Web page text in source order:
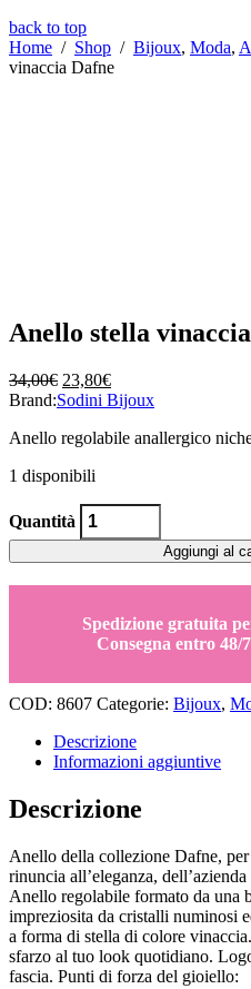
back to top
Home / Shop / Bijoux, Moda,
vinaccia Dafne
Anello stella
34,00€ Il
prezzo
era:
23,80€Il
prezzo
è:
Brand:Sodini Bijoux
Anello regolabile anallergico
1 disponibili
Anello
stella
Quantità
Aggiungi al
Spedizione gratuita
Consegna entro 48/
COD: 8607 Categorie: Bijoux,
Descrizione
Informazioni aggiuntive
Descrizione
Anello della collezione Dafne,
rinuncia all’eleganza,
Anello regolabile formato da una
impreziosita da cristalli numinosi
a forma di stella di colore
sfarzo al tuo look quotidiano.
fascia. Punti di forza del gioiello: